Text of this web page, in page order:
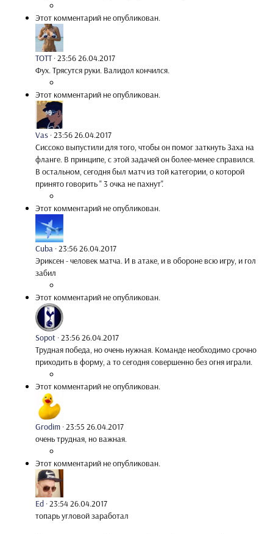
Этот комментарий не опубликован.
TOTT ·23:56 26.04.2017
Фух. Трясутся руки. Валидол кончился.
Этот комментарий не опубликован.
Vas ·23:56 26.04.2017
Сиссоко выпустили для того, чтобы он помог заткнуть Заха на
фланге. В принципе, с этой задачей он более-менее справился.
В остальном, сегодня был матч из той категории, о которой
принято говорить " 3 очка не пахнут".
Этот комментарий не опубликован.
Cuba ·23:56 26.04.2017
Эриксен - человек матча. И в атаке, и в обороне всю игру, и гол
забил
Этот комментарий не опубликован.
Sopot ·23:56 26.04.2017
Трудная победа, но очень нужная. Команде необходимо срочно
приходить в форму, а то сегодня совершенно без огня играли.
Этот комментарий не опубликован.
Grodim ·23:55 26.04.2017
очень трудная, но важная.
Этот комментарий не опубликован.
Ed ·23:54 26.04.2017
топарь угловой заработал